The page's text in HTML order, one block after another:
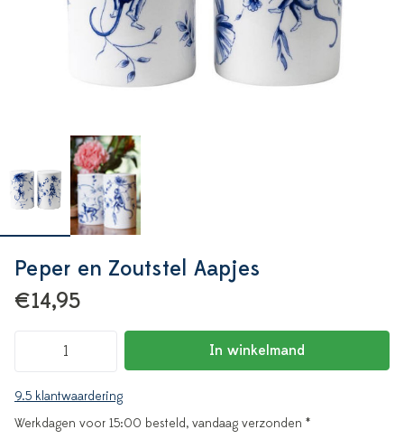
Peper en Zoutstel Aapjes
€14,95
In winkelmand
9.5 klantwaardering
Werkdagen voor 15:00 besteld, vandaag verzonden *